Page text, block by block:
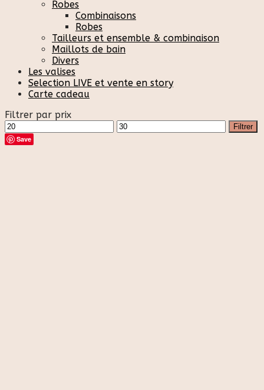
Robes
Combinaisons
Robes
Tailleurs et ensemble & combinaison
Maillots de bain
Divers
Les valises
Selection LIVE et vente en story
Carte cadeau
Filtrer par prix
Prix
min
Prix
max
Filtrer
Save